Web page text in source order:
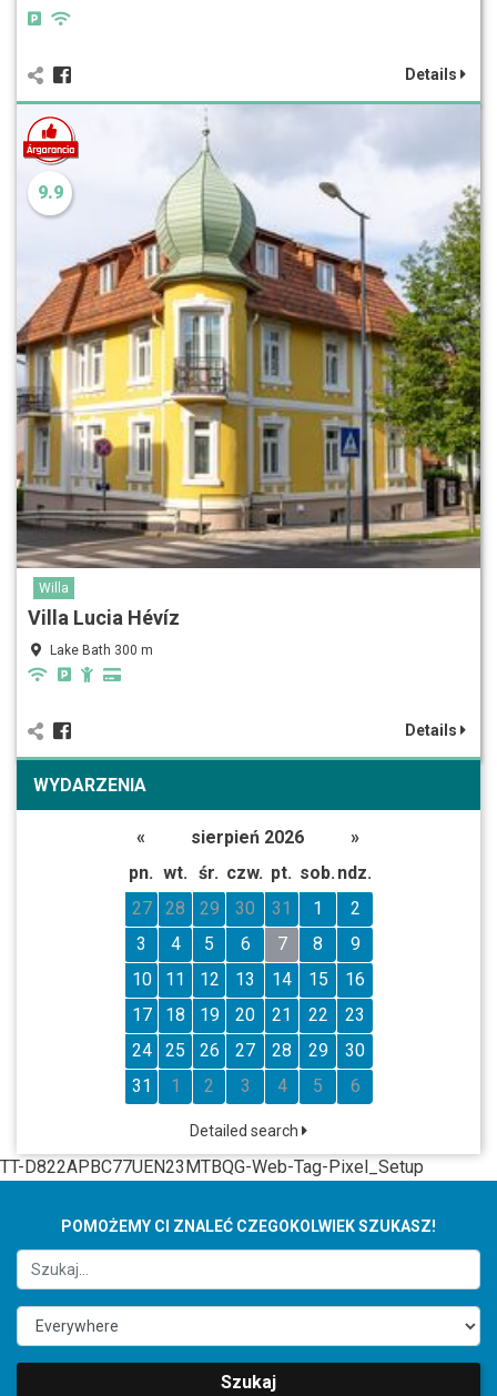
Details
9.9
Willa
Villa Lucia Hévíz
Lake Bath 300 m
Details
WYDARZENIA
« sierpień 2026
»
pn. wt. śr. czw. pt. sob. ndz.
27
28 29 30 31 1
2
3
4 5 6 7 8
9
10
11 12 13 14 15
16
17
18 19 20 21 22
23
24
25 26 27 28 29
30
31
1 2 3 4 5 6
Detailed search
TT-D822APBC77UEN23MTBQG-Web-Tag-Pixel_Setup
POMOŻEMY CI ZNALEĆ CZEGOKOLWIEK SZUKASZ!
Szukaj